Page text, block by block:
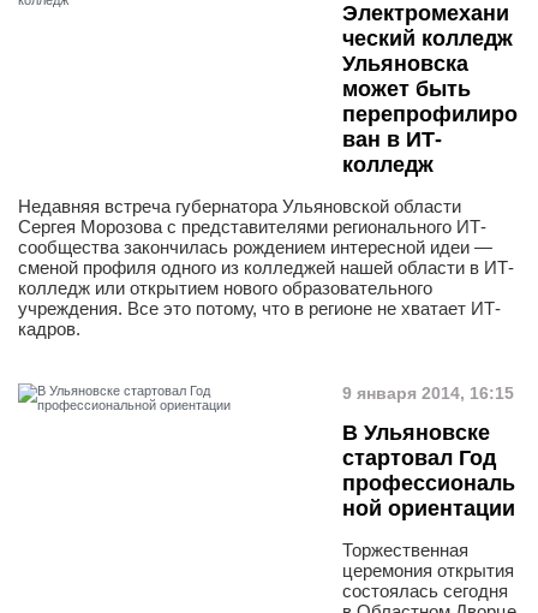
Электромехани
ческий колледж
Ульяновска
может быть
перепрофилиро
ван в ИТ-
колледж
Недавняя встреча губернатора Ульяновской области
Сергея Морозова с представителями регионального ИТ-
сообщества закончилась рождением интересной идеи —
сменой профиля одного из колледжей нашей области в ИТ-
колледж или открытием нового образовательного
учреждения. Все это потому, что в регионе не хватает ИТ-
кадров.
9 января 2014, 16:15
В Ульяновске
стартовал Год
профессиональ
ной ориентации
Торжественная
церемония открытия
состоялась сегодня